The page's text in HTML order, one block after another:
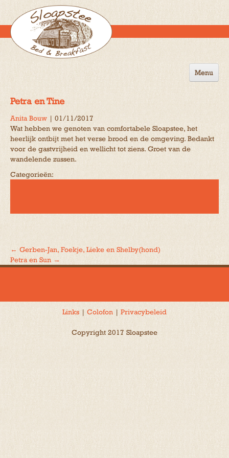
Menu
Omgeving
Activiteiten
Contact
Petra en Tine
Anita Bouw | 01/11/2017
Wat hebben we genoten van comfortabele Sloapstee, het
heerlijk ontbijt met het verse brood en de omgeving. Bedankt
voor de gastvrijheid en wellicht tot ziens. Groet van de
wandelende zussen.
Categorieën:
Bericht
← Gerben-Jan, Foekje, Lieke en Shelby(hond)
Petra en Sun →
Links | Colofon | Privacybeleid
Copyright 2017 Sloapstee